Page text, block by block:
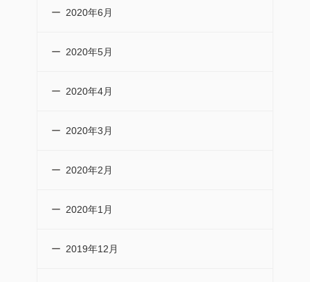
2020年6月
2020年5月
2020年4月
2020年3月
2020年2月
2020年1月
2019年12月